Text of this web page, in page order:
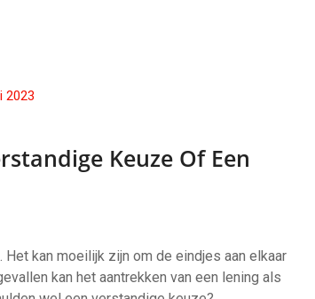
2023
Keuze Of Een
kan moeilijk zijn om de eindjes aan elkaar
kan het aantrekken van een lening als